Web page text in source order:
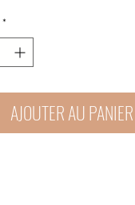
*
AJOUTER AU PANIER